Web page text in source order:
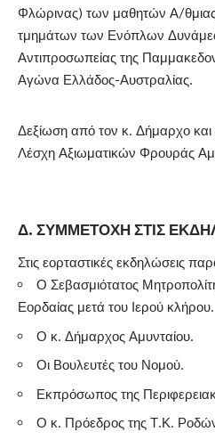
Φλώρινας) των μαθητών Α/
τμημάτων των Ενόπλων
Αντιπροσωπείας της
Αγώνα Ελλάδος-Αυστραλίας.
Δεξίωση από τον κ. Δήμαρχο και
Λέσχη Αξιωματικών Φρουράς
Δ. ΣΥΜΜΕΤΟΧΗ ΣΤΙΣ
Στις εορταστικές εκδηλώσεις
Ο Σεβασμιότατος
Εορδαίας μετά του Ιερού κλήρου.
Ο κ. Δήμαρχος Αμυνταίου.
Οι Βουλευτές του Νομού.
Εκπρόσωπος της
Ο κ. Πρόεδρος της Τ.Κ.